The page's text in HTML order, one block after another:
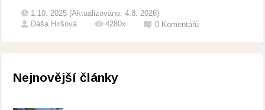
1.10. 2025 (Aktualizováno: 4.8. 2026)
Dáša Hiršová
4280x 0 Komentářů
Nejnovější články